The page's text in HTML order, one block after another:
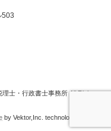
503
士・行政書士事務所 All Rights
by Vektor,Inc. technology.